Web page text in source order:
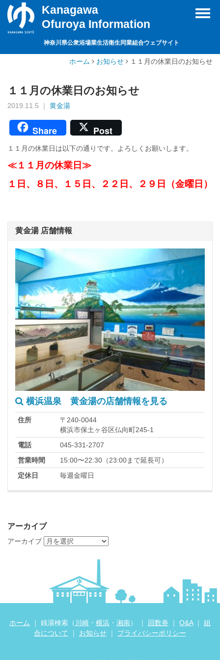
Kanagawa
Ofuroya Information
神奈川県公衆浴場業生活衛生同業組合ウェブサイト
ホーム お知らせ １１月の休業日のお知らせ
１１月の休業日のお知らせ
2019.11.5 ｜ 黄金湯
Share Post
１１月の休業日は以下の通りです。よろしくお願いします。
≪１１月の休業日≫
１日、８日、１５日、２２日、２９日（金曜日）
黄金湯 店舗情報
横浜温泉 黄金湯の店舗情報を見る
住所
〒240-0044
横浜市保土ヶ谷区仏向町245-1
電話
045-331-2707
営業時間
15:00〜22:30（23:00まで延長可）
定休日
毎週金曜日
アーカイブ
アーカイブ
ホーム ｜ 銭湯検索（ 川崎 ・ 横浜 ・ 湘南） ｜ 回数券 ｜ Q&A｜ 組
合について
｜ お知らせ ｜ プライバシーポリシー